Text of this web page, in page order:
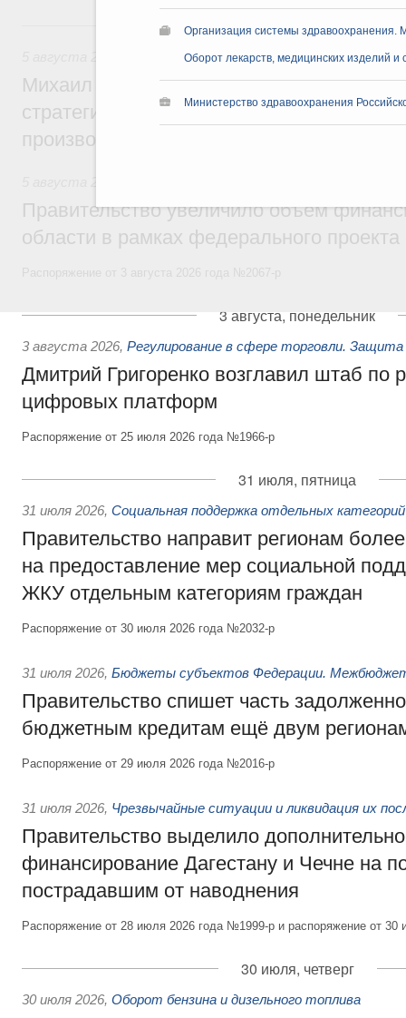
Организация системы здравоохранения.
Оборот лекарств, медицинских изделий и
Министерство здравоохранения
5 августа, среда
Вопросы производительности труда и
Михаил Мишустин дал поручения по
стратегической сессии, посвящённой
производительности труда
Правительство увеличило объём
области в рамках федерального
3 августа, понедельник
3 августа 2026, Регулирование в сфере торговли.
Дмитрий Григоренко возглавил штаб по
цифровых платформ
Распоряжение от 25 июля 2026 года №1966-р
31 июля, пятница
31 июля 2026, Социальная поддержка отдельных
Правительство направит регионам
на предоставление мер социальной
ЖКУ отдельным категориям граждан
Распоряжение от 30 июля 2026 года №2032-р
31 июля 2026, Бюджеты субъектов Федерации.
Правительство спишет часть
бюджетным кредитам ещё двум
Распоряжение от 29 июля 2026 года №2016-р
31 июля 2026, Чрезвычайные ситуации и ликвидация их
Правительство выделило
финансирование Дагестану и Чечне на
пострадавшим от наводнения
Распоряжение от 28 июля 2026 года №1999-р и распоряжение от
30 июля, четверг
30 июля 2026, Оборот бензина и дизельного топлива